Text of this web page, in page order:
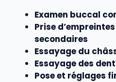
Examen buccal
Prise
secondaires
Essayage du
Essayage des
Pose et réglages